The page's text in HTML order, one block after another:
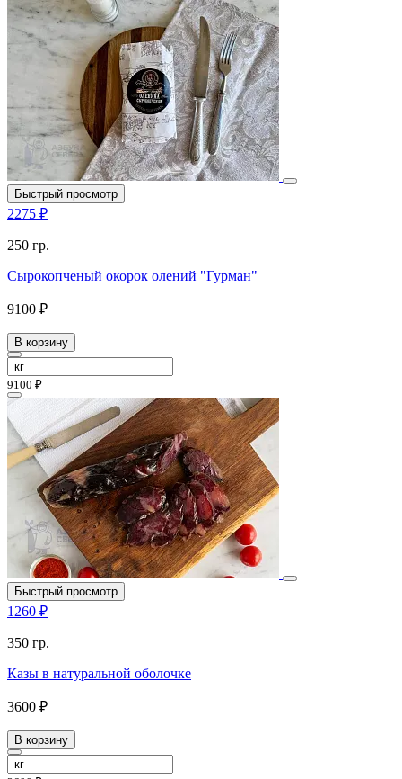
Быстрый просмотр
2275 ₽
250 гр.
Сырокопченый окорок олений "Гурман"
9100 ₽
В корзину
9100 ₽
Быстрый просмотр
1260 ₽
350 гр.
Казы в натуральной оболочке
3600 ₽
В корзину